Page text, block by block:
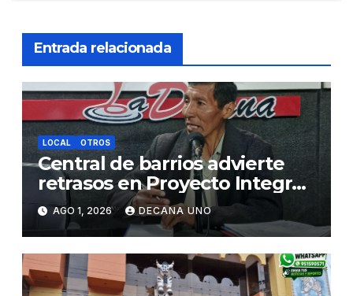
Entrada relacionada
LOCAL OTROS
Central de barrios advierte
retrasos en Proyecto Integral
de Agua y Alcantarillado para
Juliaca
AGO 1, 2026 DECANA UNO